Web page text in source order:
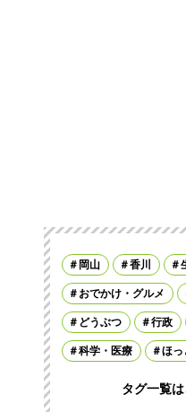
岡山 香川
おでかけ・グルメ
どうぶつ 行政
科学・医療 ほっ
タグ一覧